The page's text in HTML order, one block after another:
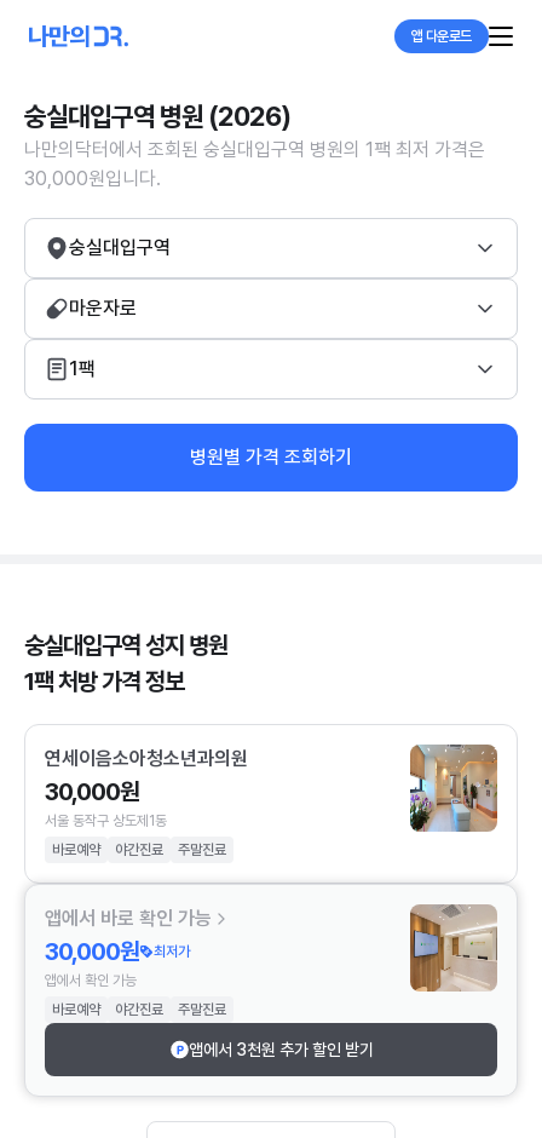
앱 다운로드
숭실대입구역 병원 (2026)
나만의닥터에서 조회된 숭실대입구역 병원의 1팩 최저 가격은
30,000원입니다.
숭실대입구역
마운자로
1팩
병원별 가격 조회하기
숭실대입구역 성지 병원
1팩 처방 가격 정보
연세이음소아청소년과의원
30,000원
서울 동작구 상도제1동
바로예약
야간진료 주말진료
앱에서 바로 확인 가능
30,000원
최저가
앱에서 확인 가능
바로예약
야간진료 주말진료
앱에서 3천원 추가 할인 받기